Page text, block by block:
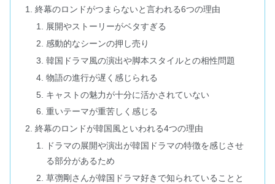
終幕のロンドがつまらないと言われる6つの理由
展開やストーリーがベタすぎる
感動的なシーンの押し売り
韓国ドラマ風の演出や脚本スタイルとの相性問題
物語の進行が遅く感じられる
キャストの魅力が十分に活かされていない
重いテーマが重苦しく感じる
終幕のロンドが韓国風といわれる4つの理由
ドラマの展開や演出が韓国ドラマの特徴を感じさせ
る部分があるため
草彅剛さんが韓国ドラマ好きで知られていることと